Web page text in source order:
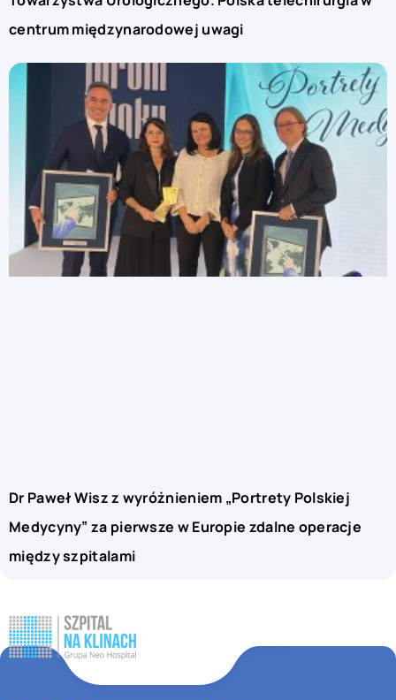
centrum międzynarodowej uwagi
Dr Paweł Wisz z wyróżnieniem „Portrety Polskiej
Medycyny” za pierwsze w Europie zdalne operacje
między szpitalami